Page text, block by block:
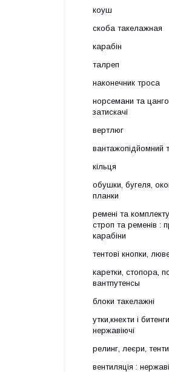
коуш
скоба такелажная
карабін
талреп
наконечник троса
норсемани та
затискачі
вертлюг
вантажопідйомний
кільця
обушки, бугеля,
планки
ремені та
строп та ременів :
карабіни
тентові кнопки,
каретки, стопора,
вантпутенсы
блоки такелажні
утки,кнехти і битенги
нержавіючі
релинг, леєри, тенти
вентиляція :